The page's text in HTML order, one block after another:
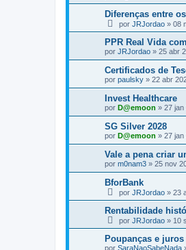
Diferenças entre
por JRJordao » 08
PPR Real Vida
por JRJordao » 25 abr
Certificados de
por paulsky » 22 abr
Invest Healthcare
por D@emoon » 27 jan
SG Silver 2028
por D@emoon » 27 jan
Vale a pena criar
por m0nam3 » 25 nov
BforBank
por JRJordao » 23
Rentabilidade
por JRJordao » 10
Poupanças e
por SaraNaoSabeNada